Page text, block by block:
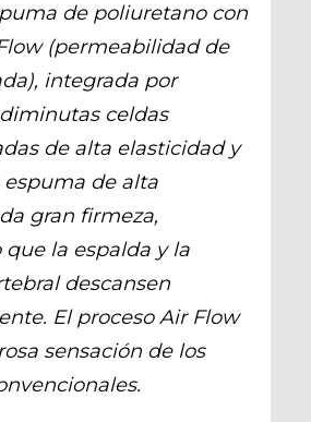
de poliuretano con
(permeabilidad de
integrada por
celdas
de alta elasticidad y
espuma de alta
gran firmeza,
la espalda y la
descansen
El proceso Air Flow
sensación de los